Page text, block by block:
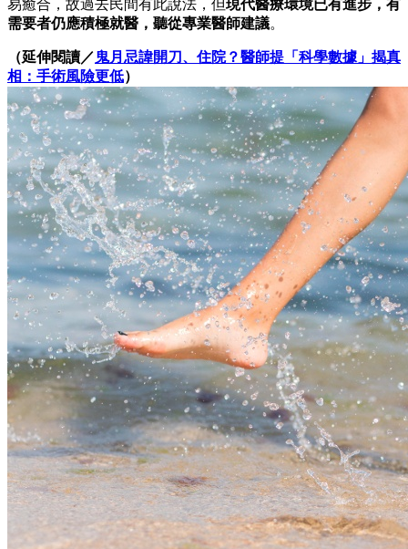
易癒合，故過去民間有此說法，但現代醫療環境已有進步，有
需要者仍應積極就醫，聽從專業醫師建議。
（延伸閱讀／鬼月忌諱開刀、住院？醫師提「科學數據」揭真
相：手術風險更低）